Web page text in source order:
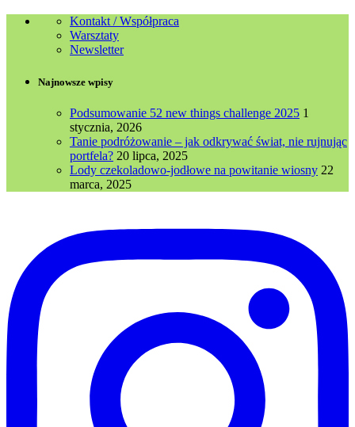
Kontakt / Współpraca
Warsztaty
Newsletter
Najnowsze wpisy
Podsumowanie 52 new things challenge 2025 1
stycznia, 2026
Tanie podróżowanie – jak odkrywać świat, nie rujnując
portfela? 20 lipca, 2025
Lody czekoladowo-jodłowe na powitanie wiosny 22
marca, 2025